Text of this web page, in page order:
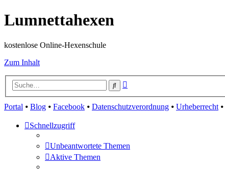
Lumnettahexen
kostenlose Online-Hexenschule
Zum Inhalt
Suche
Portal ⦁ Blog ⦁ Facebook ⦁ Datenschutzverordnung ⦁ Urheberrecht⦁
Schnellzugriff
Unbeantwortete Themen
Aktive Themen